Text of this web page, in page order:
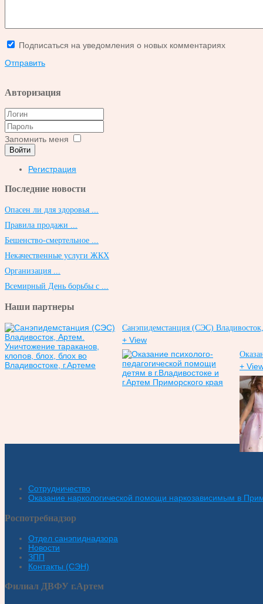
Подписаться на уведомления о новых комментариях
Отправить
Авторизация
Запомнить меня
Войти
Регистрация
Последние новости
Опасен ли для здоровья ...
Правила продажи ...
Бешенство-смертельное ...
Некачественные услуги ЖКХ
Организация ...
Всемирный День борьбы с ...
Наши партнеры
Санэпидемстанция (СЭС)
+ View
+
Сотрудничество
Оказание наркологической помощи наркозависимым в
Роспотребнадзор
Отдел санэпиднадзора
Новости
ЗПП
Контакты (СЭН)
Филиал ДВФУ г.Артем